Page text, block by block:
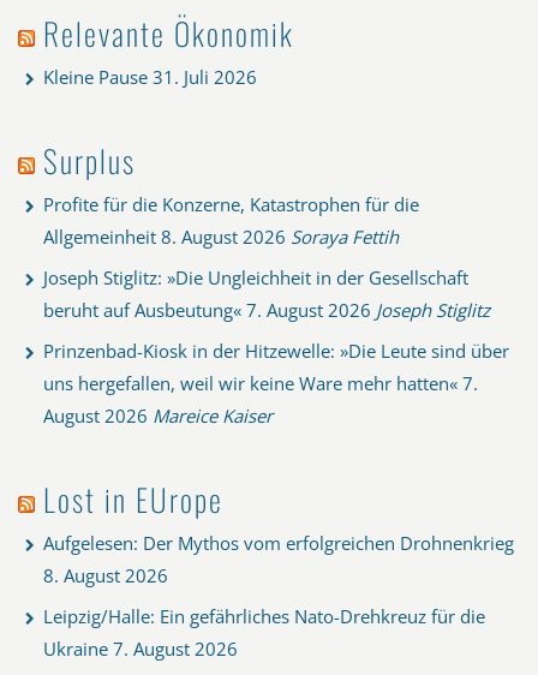
Relevante Ökonomik
Kleine Pause 31. Juli 2026
Surplus
Profite für die Konzerne, Katastrophen für die
Allgemeinheit 8. August 2026 Soraya Fettih
Joseph Stiglitz: »Die Ungleichheit in der Gesellschaft
beruht auf Ausbeutung« 7. August 2026 Joseph Stiglitz
Prinzenbad-Kiosk in der Hitzewelle: »Die Leute sind über
uns hergefallen, weil wir keine Ware mehr hatten« 7.
August 2026 Mareice Kaiser
Lost in EUrope
Aufgelesen: Der Mythos vom erfolgreichen Drohnenkrieg
8. August 2026
Leipzig/Halle: Ein gefährliches Nato-Drehkreuz für die
Ukraine 7. August 2026